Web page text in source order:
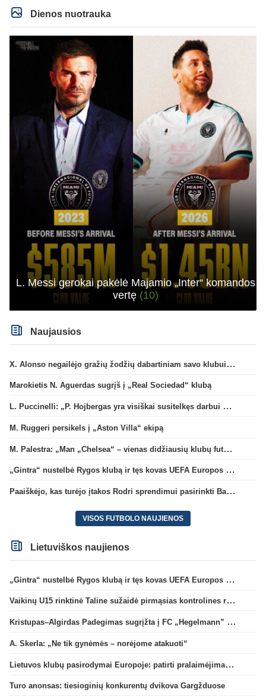
Dienos nuotrauka
L. Messi gerokai pakėlė Majamio „Inter“ komandos
vertę (10)
Naujausios
X. Alonso negailėjo gražių žodžių dabartiniam savo klubui „Chelsea“
Marokietis N. Aguerdas sugrįš į „Real Sociedad“ klubą
L. Puccinelli: „P. Hojbergas yra visiškai susitelkęs darbui Marselyje“
M. Ruggeri persikels į „Aston Villa“ ekipą
M. Palestra: „Man „Chelsea“ – vienas didžiausių klubų futbole“
„Gintra“ nustelbė Rygos klubą ir tęs kovas UEFA Europos taurės atrankoje
Paaiškėjo, kas turėjo įtakos Rodri sprendimui pasirinkti Barselonos pusę
VISOS FUTBOLO NAUJIENOS
Lietuviškos naujienos
„Gintra“ nustelbė Rygos klubą ir tęs kovas UEFA Europos taurės atrankoje
Vaikinų U15 rinktinė Taline sužaidė pirmąsias kontrolines rungtynes
Kristupas–Algirdas Padegimas sugrįžta į FC „Hegelmann” B sudėtį
A. Skerla: „Ne tik gynėmės – norėjome atakuoti“
Lietuvos klubų pasirodymai Europoje: patirti pralaimėjimai Kroatijos atstovams
Turo anonsas: tiesioginių konkurentų dvikova Gargžduose